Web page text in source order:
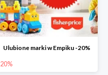
Ulubione marki w Empiku -20%
20%